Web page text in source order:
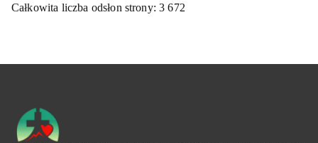
Całkowita liczba odsłon strony:3 672